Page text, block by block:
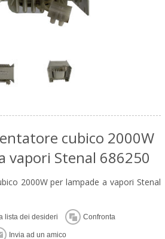
cubico 2000W
vapori Stenal 686250
2000W per lampade a vapori Stenal